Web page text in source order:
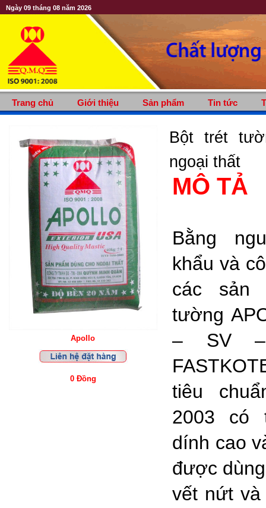
Ngày 09 tháng 08 năm 2026
Trang chủ Giới thiệu Sản phẩm Tin tức
Apollo
0 Đồng
Bột trét
ngoại thất
MÔ TẢ
Bằng
khẩu và
các sản
tường
– SV –
tiêu
2003 có
dính cao
được
vết nứt